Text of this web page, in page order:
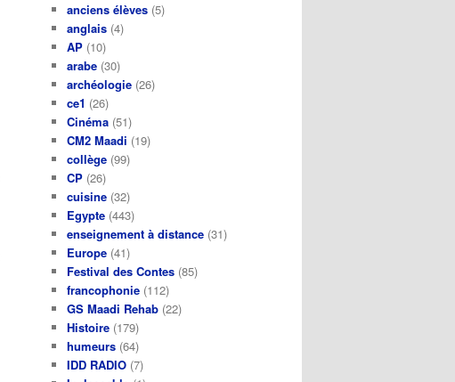
anciens élèves (5)
anglais (4)
AP (10)
arabe (30)
archéologie (26)
ce1 (26)
Cinéma (51)
CM2 Maadi (19)
collège (99)
CP (26)
cuisine (32)
Egypte (443)
enseignement à distance (31)
Europe (41)
Festival des Contes (85)
francophonie (112)
GS Maadi Rehab (22)
Histoire (179)
humeurs (64)
IDD RADIO (7)